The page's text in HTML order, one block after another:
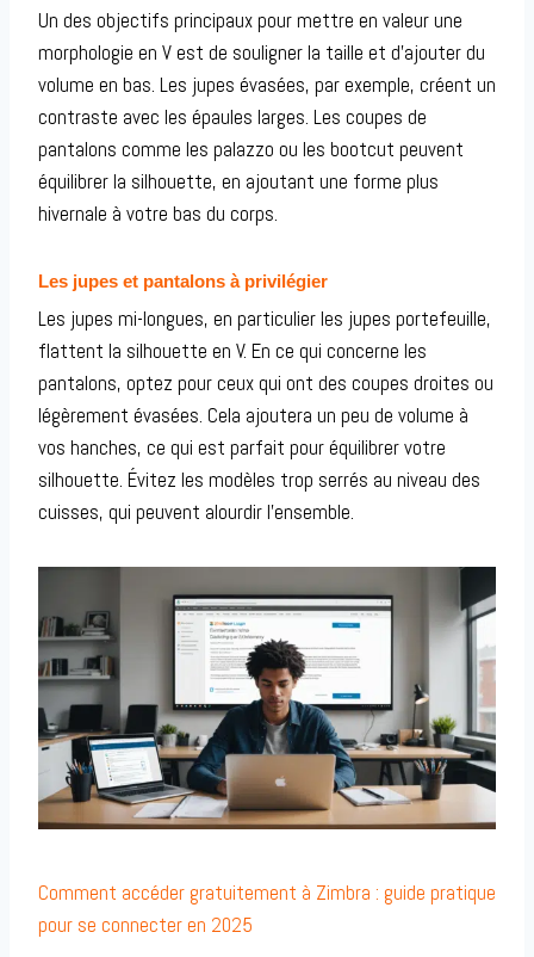
Un des objectifs principaux pour mettre en valeur une
morphologie en V est de souligner la taille et d’ajouter du
volume en bas. Les jupes évasées, par exemple, créent un
contraste avec les épaules larges. Les coupes de
pantalons comme les palazzo ou les bootcut peuvent
équilibrer la silhouette, en ajoutant une forme plus
hivernale à votre bas du corps.
Les jupes et pantalons à privilégier
Les jupes mi-longues, en particulier les jupes portefeuille,
flattent la silhouette en V. En ce qui concerne les
pantalons, optez pour ceux qui ont des coupes droites ou
légèrement évasées. Cela ajoutera un peu de volume à
vos hanches, ce qui est parfait pour équilibrer votre
silhouette. Évitez les modèles trop serrés au niveau des
cuisses, qui peuvent alourdir l’ensemble.
Comment accéder gratuitement à Zimbra : guide pratique
pour se connecter en 2025